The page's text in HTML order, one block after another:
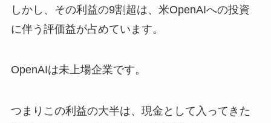
しかし、その利益の9割超は、米OpenAIへの投資
に伴う評価益が占めています。
OpenAIは未上場企業です。
つまりこの利益の大半は、現金として入ってきた